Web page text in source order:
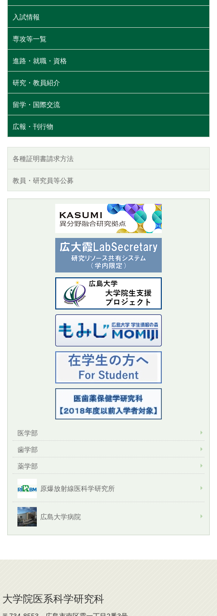
入試情報
専攻等一覧
進路・就職・資格
研究・教員紹介
留学・国際交流
広報・刊行物
各種証明書請求方法
教員・研究員等公募
医学部
歯学部
薬学部
原爆放射線医科学研究所
広島大学病院
大学院医系科学研究科